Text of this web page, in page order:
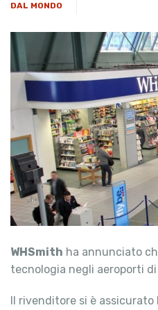
DAL MONDO
WHSmith ha annunciato
tecnologia negli aeroporti
Il rivenditore si è assicurato